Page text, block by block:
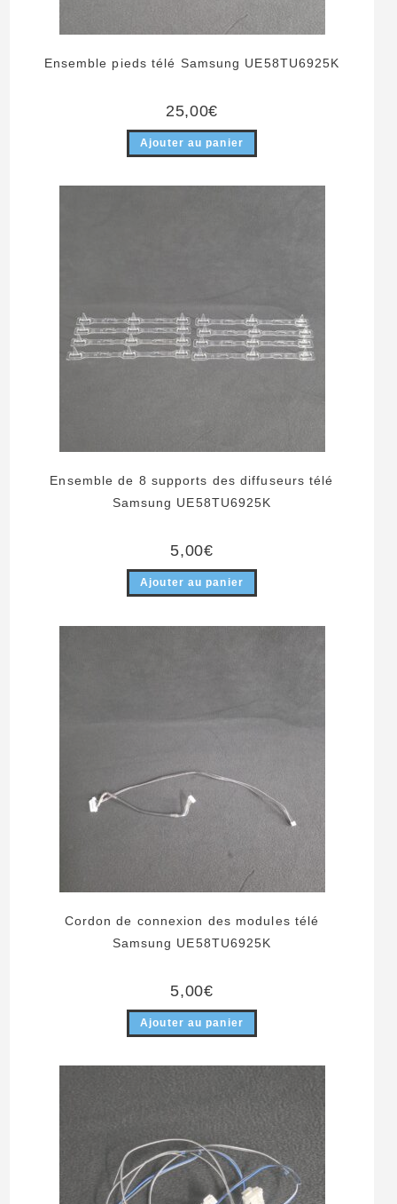
Ensemble pieds télé Samsung UE58TU6925K
25,00€
Ajouter au panier
Ensemble de 8 supports des diffuseurs télé
Samsung UE58TU6925K
5,00€
Ajouter au panier
Cordon de connexion des modules télé
Samsung UE58TU6925K
5,00€
Ajouter au panier